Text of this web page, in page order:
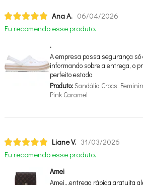
Ana A. 06/04/2026
Eu recomendo esse produto.
.
A empresa passa segurança
informando sobre a entrega, o
perfeito estado
Produto:Sandália Crocs
Pink Caramel
Liane V. 31/03/2026
Eu recomendo esse produto.
Amei
Amei…entrega rápida,gratuita